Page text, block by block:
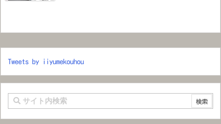
Tweets by iiyumekouhou